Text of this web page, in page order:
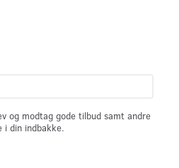
og modtag gode tilbud samt andre
i din indbakke.